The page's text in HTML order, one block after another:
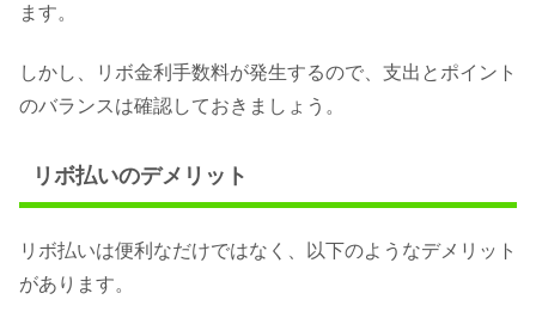
ます。
しかし、リボ金利手数料が発生するので、支出とポイント
のバランスは確認しておきましょう。
リボ払いのデメリット
リボ払いは便利なだけではなく、以下のようなデメリット
があります。